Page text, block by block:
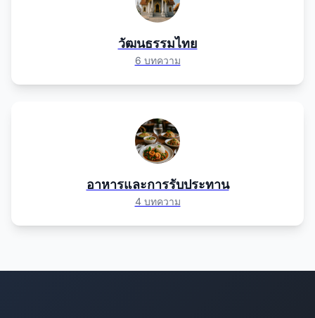
วัฒนธรรมไทย
6 บทความ
อาหารและการรับประทาน
4 บทความ